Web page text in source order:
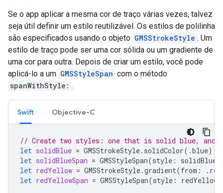
Se o app aplicar a mesma cor de traço várias vezes, talvez
seja útil definir um estilo reutilizável. Os estilos de polilinha
são especificados usando o objeto GMSStrokeStyle . Um
estilo de traço pode ser uma cor sólida ou um gradiente de
uma cor para outra. Depois de criar um estilo, você pode
aplicá-lo a um GMSStyleSpan com o método
spanWithStyle: .
Swift Objective-C
// Create two styles: one that is solid blue, and
let solidBlue = GMSStrokeStyle. solidColor(.blue)
let solidBlueSpan = GMSStyleSpan(style : solidBlue
let redYellow = GMSStrokeStyle.gradient(from : . red
let redYellowSpan = GMSStyleSpan(style : redYellow